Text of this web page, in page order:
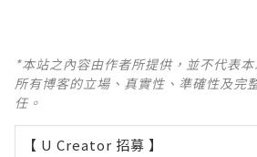
*本站之內容由作者所提供，並不代表
所有博客的立場、真實性、準確性及完
任。
【 U Creator 招募 】